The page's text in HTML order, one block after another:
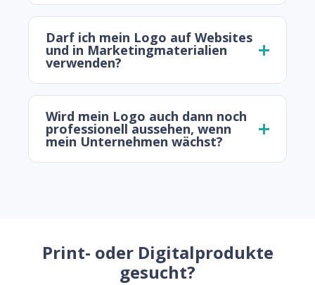
Darf ich mein Logo auf Websites
und in Marketingmaterialien
verwenden?
Wird mein Logo auch dann noch
professionell aussehen, wenn
mein Unternehmen wächst?
Print- oder Digitalprodukte
gesucht?